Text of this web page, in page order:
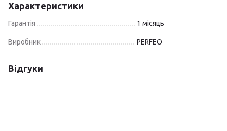
Характеристики
Гарантія 1 місяць
Виробник PERFEO
Відгуки